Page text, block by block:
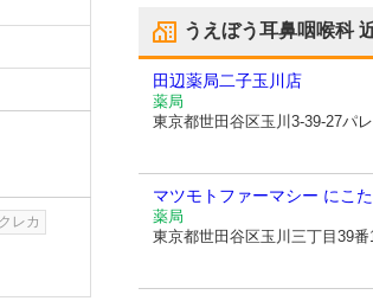
クレカ
うえぼう耳鼻咽喉科
田辺薬局二子玉川店
薬局
東京都世田谷区玉川3-39-27パ
マツモトファーマシー にこ
薬局
東京都世田谷区玉川三丁目39番